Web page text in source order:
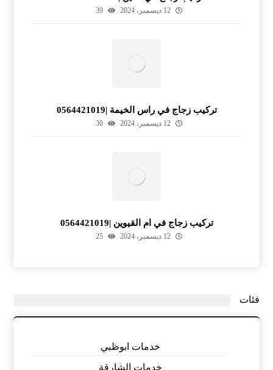
12 ديسمبر، 2024 39
تركيب زجاج في راس الخيمة |0564421019
12 ديسمبر، 2024 30
تركيب زجاج في ام القيوين |0564421019
12 ديسمبر، 2024 25
فئات
خدمات ابوظبي
خدمات الشارقة